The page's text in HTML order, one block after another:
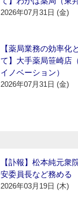
2026年07月31日 (金)
【薬局業務の効率化
て】大手薬局笹崎店
イノベーション）
2026年07月31日 (金)
【訃報】松本純元衆
安委員長など務める
2026年03月19日 (木)